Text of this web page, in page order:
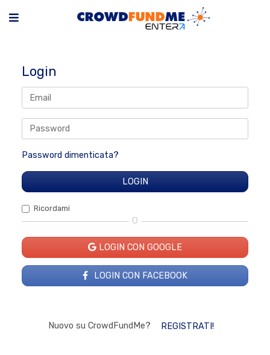
Login
Password dimenticata?
Ricordami
O
LOGIN CON GOOGLE
LOGIN CON FACEBOOK
Nuovo su CrowdFundMe? REGISTRATI!